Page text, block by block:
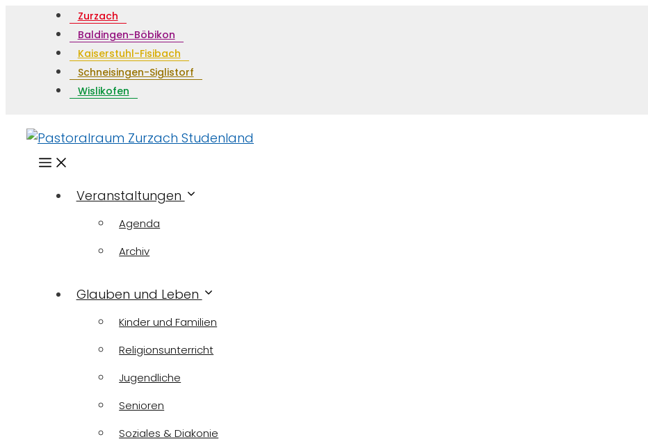
Zurzach
Baldingen-Böbikon
Kaiserstuhl-Fisibach
Schneisingen-Siglistorf
Wislikofen
MenüVeranstaltungen
Agenda
Archiv
Glauben und Leben
Kinder und Familien
Religionsunterricht
Jugendliche
Senioren
Soziales & Diakonie